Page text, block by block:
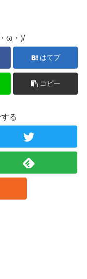
ω・)/
はてブ
コピー
る